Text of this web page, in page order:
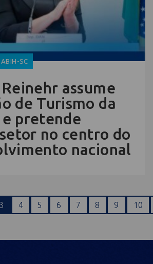
SC
assume
de Turismo da
e pretende
no centro do
nacional
3 4 5 6 7 8 9 10